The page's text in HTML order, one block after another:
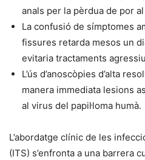
anals per la pèrdua de por al
La confusió de símptomes
fissures retarda mesos un
evitaria tractaments
L’ús d’anoscòpies d’alta
manera immediata lesions
al virus del papil·loma humà.
L’abordatge clínic de les
(ITS) s’enfronta a una barrera